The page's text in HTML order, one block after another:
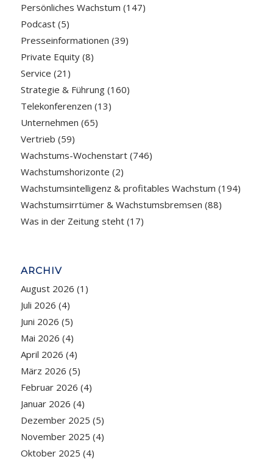
Persönliches Wachstum (147)
Podcast(5)
Presseinformationen (39)
Private Equity(8)
Service (21)
Strategie & Führung(160)
Telekonferenzen (13)
Unternehmen (65)
Vertrieb (59)
Wachstums-Wochenstart(746)
Wachstumshorizonte (2)
Wachstumsintelligenz & profitables Wachstum (194)
Wachstumsirrtümer & Wachstumsbremsen (88)
Was in der Zeitung steht(17)
ARCHIV
August 2026 (1)
Juli 2026 (4)
Juni 2026 (5)
Mai 2026 (4)
April 2026 (4)
März 2026 (5)
Februar 2026 (4)
Januar 2026 (4)
Dezember 2025 (5)
November 2025 (4)
Oktober 2025 (4)